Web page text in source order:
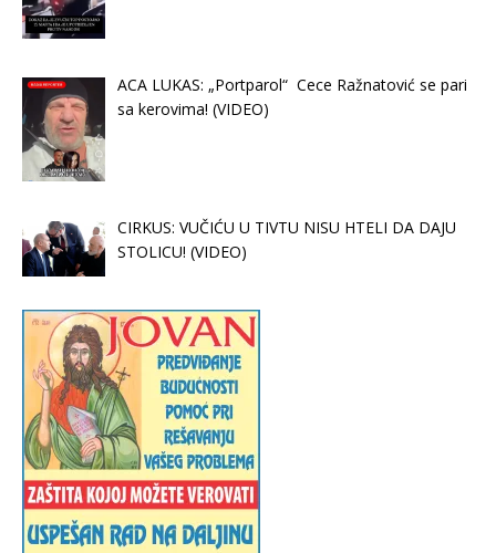
ACA LUKAS: „Portparol“ Cece Ražnatović se pari
sa kerovima! (VIDEO)
CIRKUS: VUČIĆU U TIVTU NISU HTELI DA DAJU
STOLICU! (VIDEO)